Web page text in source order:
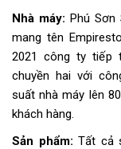
Nhà máy: Phú
mang tên
2021 công ty tiếp
chuyền hai với
suất nhà máy lên
khách hàng.
Sản phẩm: Tất cả